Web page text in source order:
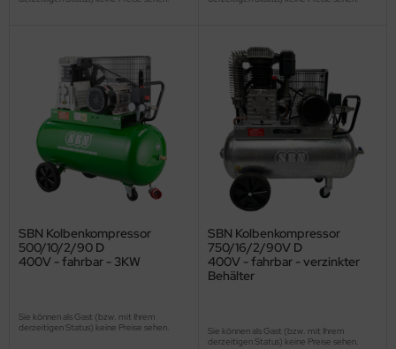
SBN Kolbenkompressor
500/10/2/90 D
400V - fahrbar - 3KW
Sie können als Gast (bzw. mit Ihrem
derzeitigen Status) keine Preise sehen.
SBN Kolbenkompressor
750/16/2/90V D
400V - fahrbar - verzinkter
Behälter
Sie können als Gast (bzw. mit Ihrem
derzeitigen Status) keine Preise sehen.